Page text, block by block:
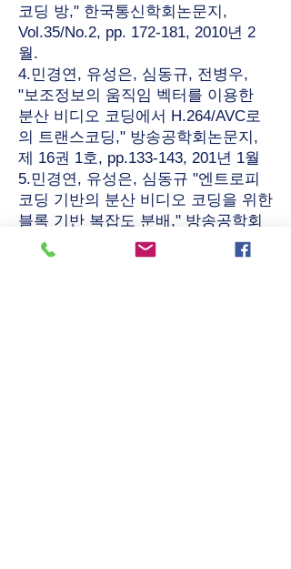
코딩 방," 한국통신학회논문지,
Vol.35/No.2, pp. 172-181, 2010년 2
월.
4.민경연, 유성은, 심동규, 전병우,
"보조정보의 움직임 벡터를 이용한
분산 비디오 코딩에서 H.264/AVC로
의 트랜스코딩," 방송공학회논문지,
제 16권 1호, pp.133-143, 201년 1월
5.민경연, 유성은, 심동규 "엔트로피
코딩 기반의 분산 비디오 코딩을 위한
블록 기반 복잡도 분배," 방송공학회
논문지, 제 16권 1호, pp.133-143, 201
년 1월